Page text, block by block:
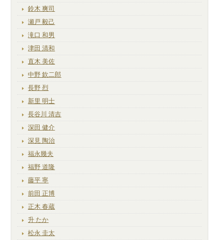
鈴木 爽司
瀬戸 毅己
滝口 和男
津田 清和
直木 美佐
中野 欽二郎
長野 烈
新里 明士
長谷川 清吉
深田 健介
深見 陶治
福永幾夫
福野 道隆
藤平 寧
前田 正博
正木 春蔵
升 たか
松永 圭太